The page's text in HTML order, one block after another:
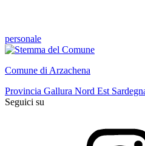
personale
Comune di Arzachena
Provincia Gallura Nord Est
Seguici su